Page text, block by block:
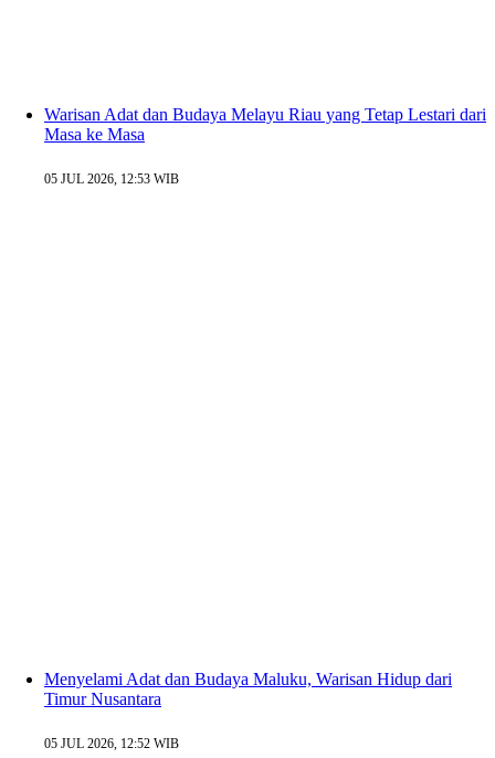
Warisan Adat dan Budaya Melayu Riau yang Tetap Lestari dari
Masa ke Masa
05 JUL 2026, 12:53 WIB
Menyelami Adat dan Budaya Maluku, Warisan Hidup dari
Timur Nusantara
05 JUL 2026, 12:52 WIB